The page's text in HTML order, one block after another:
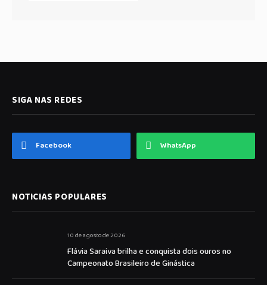
SIGA NAS REDES
Facebook WhatsApp
NOTICIAS POPULARES
10 de agosto de 2026
Flávia Saraiva brilha e conquista dois ouros no
Campeonato Brasileiro de Ginástica